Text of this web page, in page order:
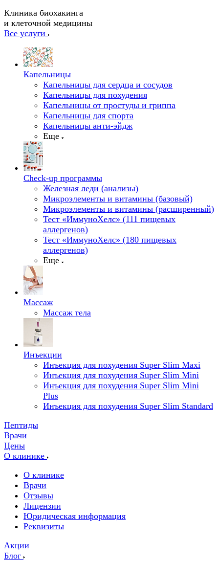
Клиника биохакинга
и клеточной медицины
Все услуги
Капельницы
Капельницы для сердца и сосудов
Капельницы для похудения
Капельницы от простуды и гриппа
Капельницы для спорта
Капельницы анти-эйдж
Еще
Check-up программы
Железная леди (анализы)
Микроэлементы и витамины (базовый)
Микроэлементы и витамины (расширенный)
Тест «ИммуноХелс» (111 пищевых
аллергенов)
Тест «ИммуноХелс» (180 пищевых
аллергенов)
Еще
Массаж
Массаж тела
Инъекции
Инъекция для похудения Super Slim Maxi
Инъекция для похудения Super Slim Mini
Инъекция для похудения Super Slim Mini
Plus
Инъекция для похудения Super Slim Standard
Пептиды
Врачи
Цены
О клинике
О клинике
Врачи
Отзывы
Лицензии
Юридическая информация
Реквизиты
Акции
Блог